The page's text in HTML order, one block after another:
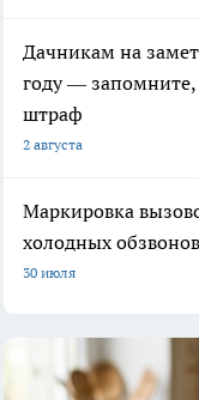
Дачникам на
году —
штраф
2 августа
Маркировка
холодных
30 июля